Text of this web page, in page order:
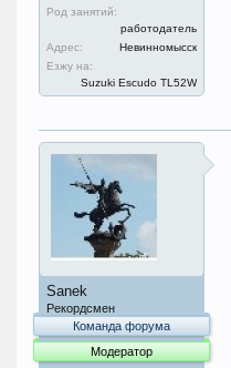
Род занятий:
работодатель
Адрес:
Невинномысск
Езжу на:
Suzuki Escudo TL52W
Sanek
Рекордсмен
Команда форума
Модератор